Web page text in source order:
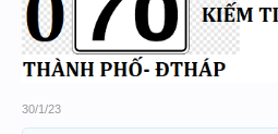
30/1/23